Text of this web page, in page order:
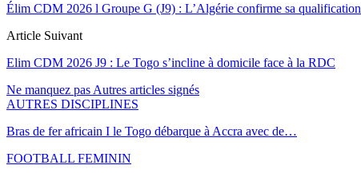
Élim CDM 2026 l Groupe G (J9) : L’Algérie confirme sa qualification
Article Suivant
Elim CDM 2026 J9 : Le Togo s’incline à domicile face à la RDC
Ne manquez pas Autres articles signés
AUTRES DISCIPLINES
Bras de fer africain I le Togo débarque à Accra avec de…
FOOTBALL FEMININ